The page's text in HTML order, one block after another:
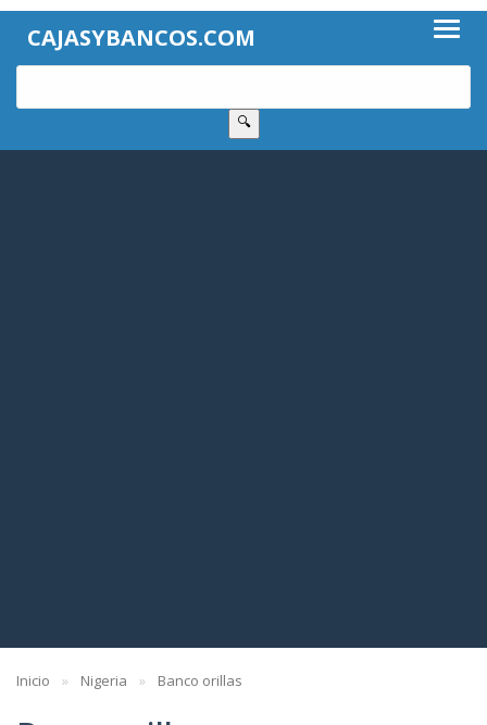
CAJASYBANCOS.COM
🔍
Inicio Nigeria Banco orillas